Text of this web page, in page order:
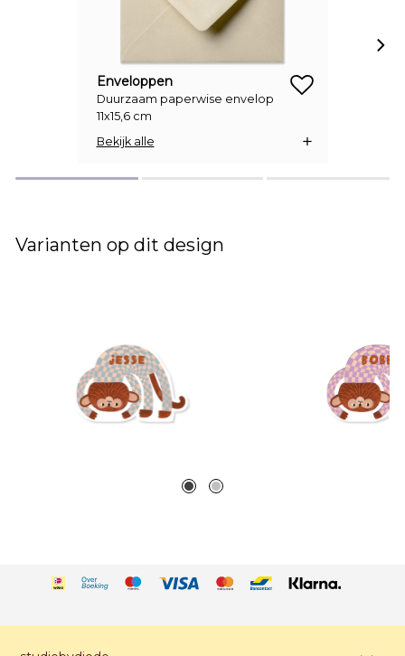
Enveloppen
Duurzaam paperwise envelop
11x15,6 cm
Bekijk alle
Varianten op dit design